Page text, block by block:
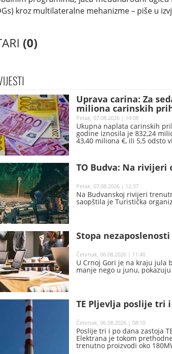
kroz multilateralne mehanizme – piše u
(0)
Uprava carina: Za
miliona carinskih
Petak, 07.08.2026 | 14:08
Ukupna naplata carinskih
godine iznosila je 832,24
43,40 miliona €, ili 5,5 odsto
TO Budva: Na rivijeri
Petak, 07.08.2026 | 12:37
Na Budvanskoj rivijeri
saopštila je Turistička
Stopa
Četvrtak, 06.08.2026 | 11:40
U Crnoj Gori je na kraju jula
manje nego u junu,
TE Pljevlja poslije tri
Četvrtak, 06.08.2026 | 08:10
Poslije tri i po dana zastoja
Elektrana je tokom
trenutno proizvodi oko